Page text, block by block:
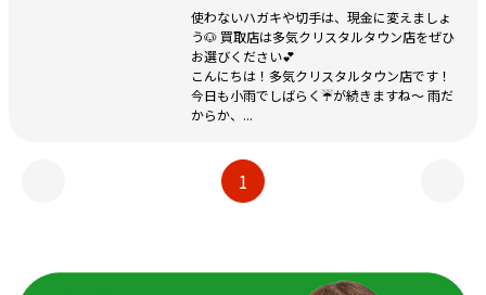
使わないハガキや切手は、現金に変えましょ
う🐶 買取店は多気クリスタルタウン店をぜひ
お選びください💕
こんにちは！多気クリスタルタウン店です！
今日も小雨でしばらく☔が続きますね～ 雨だ
からか、...
1